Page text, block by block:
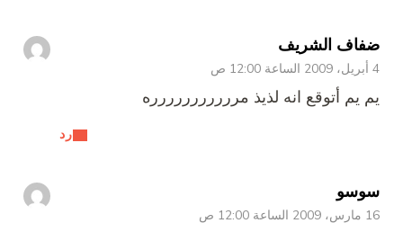
ضفاف الشريف
4 أبريل، 2009 الساعة 12:00 ص
رد
يم يم أتوقع انه لذيذ مررررررررررره
سوسو
16 مارس، 2009 الساعة 12:00 ص